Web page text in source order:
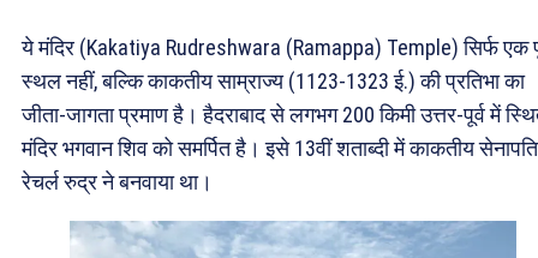
ये मंदिर (Kakatiya Rudreshwara (Ramappa) Temple) सिर्फ एक
स्थल नहीं, बल्कि काकतीय साम्राज्य (1123-1323 ई.) की प्रतिभा का
जीता-जागता प्रमाण है। हैदराबाद से लगभग 200 किमी उत्तर-पूर्व में
मंदिर भगवान शिव को समर्पित है। इसे 13वीं शताब्दी में काकतीय सेनापति
रेचर्ल रुद्र ने बनवाया था।